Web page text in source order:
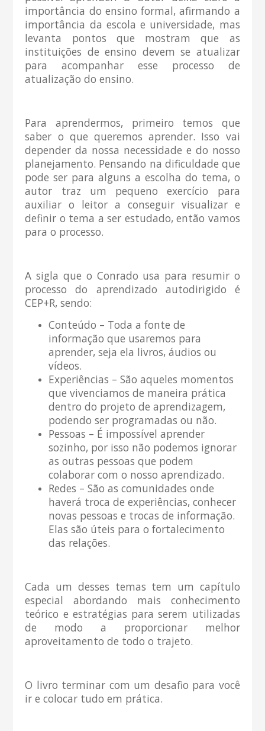
importância do ensino formal, afirmando a
importância da escola e universidade, mas
levanta pontos que mostram que as
instituições de ensino devem se atualizar
para acompanhar esse processo de
atualização do ensino.
Para aprendermos, primeiro temos que
saber o que queremos aprender. Isso vai
depender da nossa necessidade e do nosso
planejamento. Pensando na dificuldade que
pode ser para alguns a escolha do tema, o
autor traz um pequeno exercício para
auxiliar o leitor a conseguir visualizar e
definir o tema a ser estudado, então vamos
para o processo.
A sigla que o Conrado usa para resumir o
processo do aprendizado autodirigido é
CEP+R, sendo:
Conteúdo – Toda a fonte de
informação que usaremos para
aprender, seja ela livros, áudios ou
vídeos.
Experiências – São aqueles momentos
que vivenciamos de maneira prática
dentro do projeto de aprendizagem,
podendo ser programadas ou não.
Pessoas – É impossível aprender
sozinho, por isso não podemos ignorar
as outras pessoas que podem
colaborar com o nosso aprendizado.
Redes – São as comunidades onde
haverá troca de experiências, conhecer
novas pessoas e trocas de informação.
Elas são úteis para o fortalecimento
das relações.
Cada um desses temas tem um capítulo
especial abordando mais conhecimento
teórico e estratégias para serem utilizadas
de modo a proporcionar melhor
aproveitamento de todo o trajeto.
O livro terminar com um desafio para você
ir e colocar tudo em prática.